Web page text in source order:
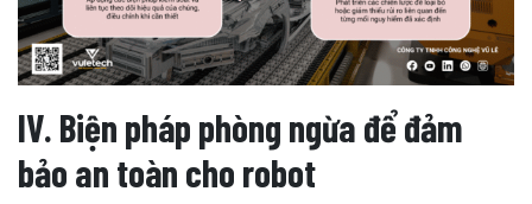
IV. Biện pháp phòng ngừa để đảm
bảo an toàn cho robot